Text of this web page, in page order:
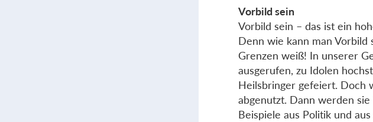
Vorbild sein
Vorbild sein – das ist ein
Denn wie kann man Vorbild
Grenzen weiß! In unserer
ausgerufen, zu Idolen
Heilsbringer gefeiert. Doch
abgenutzt. Dann werden
Beispiele aus Politik und